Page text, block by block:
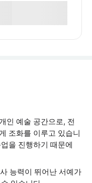
인 예술 공간으로, 전
조화를 이루고 있습니
을 진행하기 때문에
능력이 뛰어난 서예가